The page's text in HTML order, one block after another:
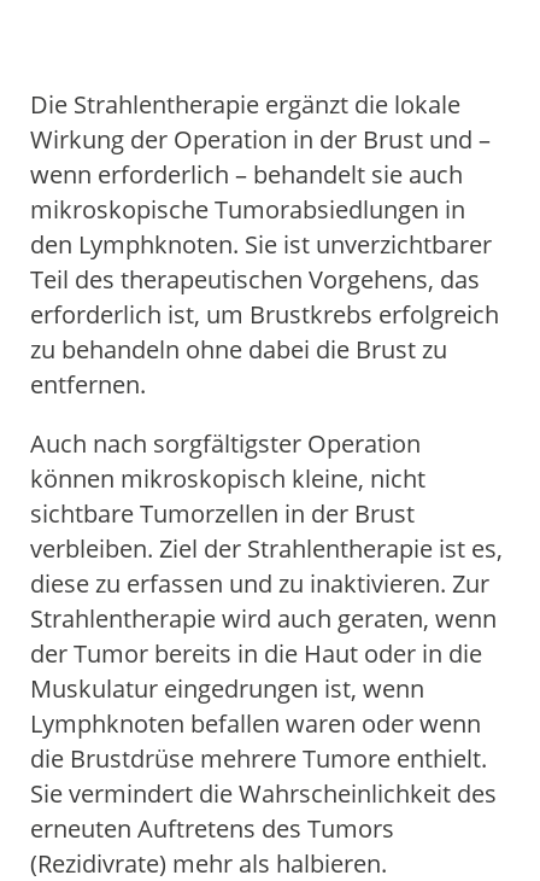
Einstieg
Ziele
Kliniken
Tumorkonferenz
Westdeutsches Tumorzentrum
Einstieg
Innere Klinik (Tumorforschung)
Fachabteilungen
Einstieg
Internistische Onkologie
Institut für Pathologie
Institut für Radiologie
Klinik für Strahlentherapie
Klinik für Nuklearmedizin
Forschung
Qualitätsmanagement
Mediathek
SPRECHSTUNDEN
Einstieg
Universitätsklinikum Essen
Knappschaft Kliniken Marienhospital Bottrop
Die Strahlentherapie ergänzt die lokale
Wirkung der Operation in der Brust und –
wenn erforderlich – behandelt sie auch
mikroskopische Tumorabsiedlungen in
den Lymphknoten. Sie ist unverzichtbarer
Teil des therapeutischen Vorgehens, das
erforderlich ist, um Brustkrebs erfolgreich
zu behandeln ohne dabei die Brust zu
entfernen.
Auch nach sorgfältigster Operation
können mikroskopisch kleine, nicht
sichtbare Tumorzellen in der Brust
verbleiben. Ziel der Strahlentherapie ist es,
diese zu erfassen und zu inaktivieren. Zur
Strahlentherapie wird auch geraten, wenn
der Tumor bereits in die Haut oder in die
Muskulatur eingedrungen ist, wenn
Lymphknoten befallen waren oder wenn
die Brustdrüse mehrere Tumore enthielt.
Sie vermindert die Wahrscheinlichkeit des
erneuten Auftretens des Tumors
(Rezidivrate) mehr als halbieren.